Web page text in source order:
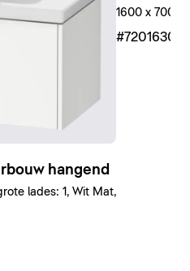
hangend
lades: 1, Wit Mat,
1600 x 700